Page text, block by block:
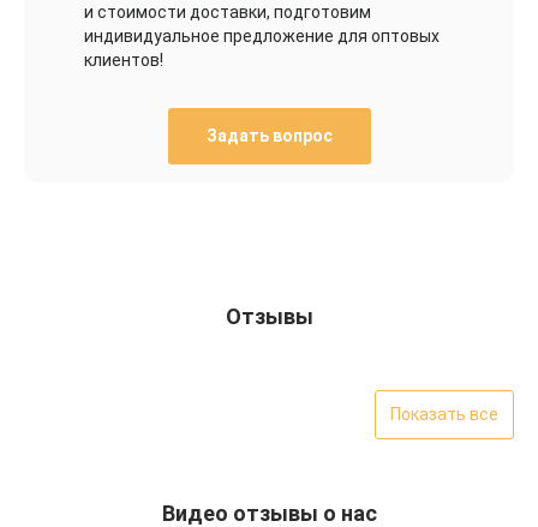
и стоимости доставки, подготовим
индивидуальное предложение для оптовых
клиентов!
Задать вопрос
Отзывы
Показать все
Видео отзывы о нас